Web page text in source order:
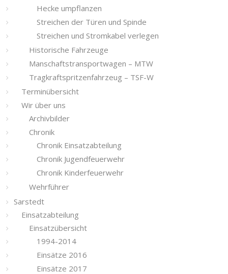
Hecke umpflanzen
Streichen der Türen und Spinde
Streichen und Stromkabel verlegen
Historische Fahrzeuge
Manschaftstransportwagen – MTW
Tragkraftspritzenfahrzeug – TSF-W
Terminübersicht
Wir über uns
Archivbilder
Chronik
Chronik Einsatzabteilung
Chronik Jugendfeuerwehr
Chronik Kinderfeuerwehr
Wehrführer
Sarstedt
Einsatzabteilung
Einsatzübersicht
1994-2014
Einsätze 2016
Einsätze 2017